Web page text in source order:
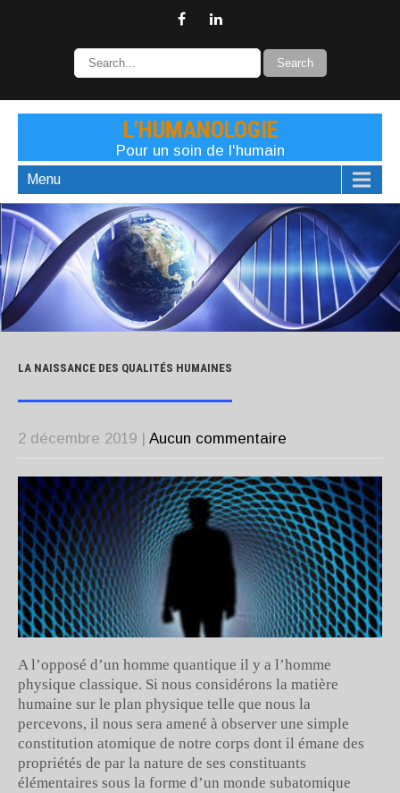
L'HUMANOLOGIE
Pour un soin de l'humain
Menu
LA NAISSANCE DES QUALITÉS HUMAINES
2 décembre 2019 Aucun commentaire
A l’opposé d’un homme quantique il y a l’homme
physique classique. Si nous considérons la matière
humaine sur le plan physique telle que nous la
percevons, il nous sera amené à observer une simple
constitution atomique de notre corps dont il émane des
propriétés de par la nature de ses constituants
élémentaires sous la forme d’un monde subatomique